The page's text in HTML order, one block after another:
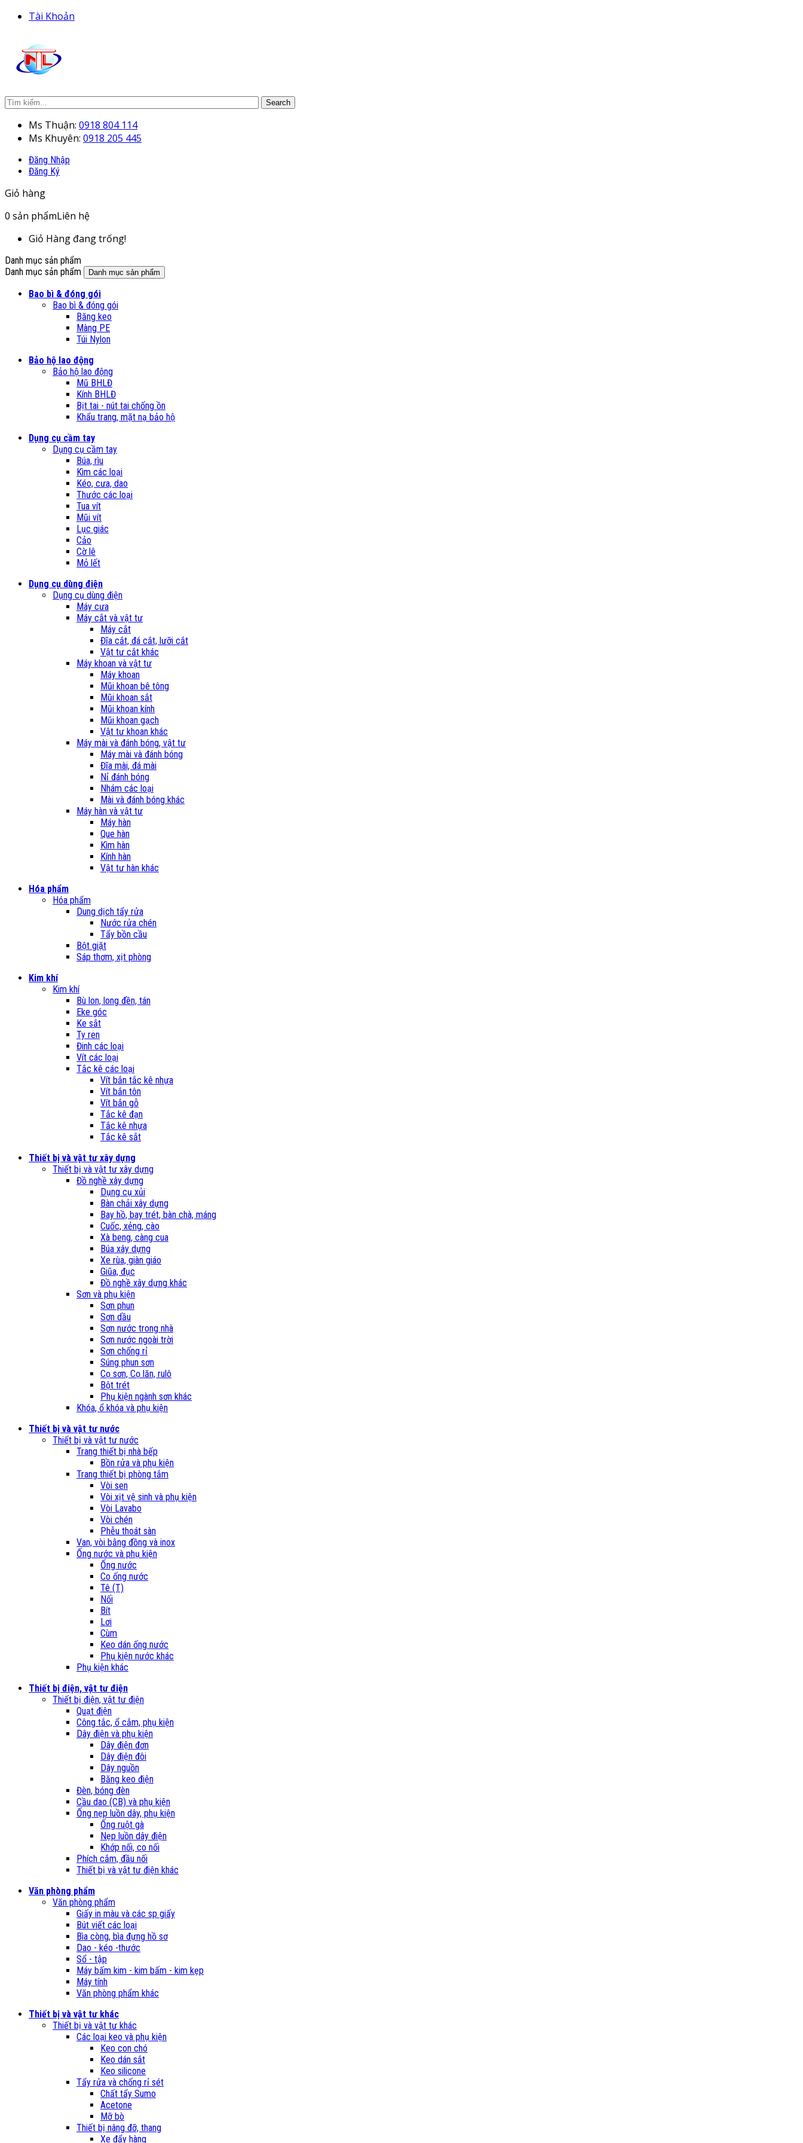
Tài Khoản
Search
Ms Thuận: 0918 804 114
Ms Khuyên: 0918 205 445
Đăng Nhập
Đăng Ký
Giỏ hàng
0 sản phẩmLiên hệ
Giỏ Hàng đang trống!
Danh mục sản phẩm
Danh mục sản phẩm
Danh mục sản phẩm
Bao bì & đóng gói
Bao bì & đóng gói
Băng keo
Màng PE
Túi Nylon
Bảo hộ lao động
Bảo hộ lao động
Mũ BHLĐ
Kính BHLĐ
Bịt tai - nút tai chống ồn
Khẩu trang, mặt nạ bảo hộ
Dụng cụ cầm tay
Dụng cụ cầm tay
Búa, rìu
Kìm các loại
Kéo, cưa, dao
Thước các loại
Tua vít
Mũi vít
Lục giác
Cảo
Cờ lê
Mỏ lết
Dụng cụ dùng điện
Dụng cụ dùng điện
Máy cưa
Máy cắt và vật tư
Máy cắt
Đĩa cắt, đá cắt, lưỡi cắt
Vật tư cắt khác
Máy khoan và vật tư
Máy khoan
Mũi khoan bê tông
Mũi khoan sắt
Mũi khoan kính
Mũi khoan gạch
Vật tư khoan khác
Máy mài và đánh bóng, vật tư
Máy mài và đánh bóng
Đĩa mài, đá mài
Nỉ đánh bóng
Nhám các loại
Mài và đánh bóng khác
Máy hàn và vật tư
Máy hàn
Que hàn
Kìm hàn
Kính hàn
Vật tư hàn khác
Hóa phẩm
Hóa phẩm
Dung dịch tẩy rửa
Nước rửa chén
Tẩy bồn cầu
Bột giặt
Sáp thơm, xịt phòng
Kim khí
Kim khí
Bù lon, long đền, tán
Eke góc
Ke sắt
Ty ren
Đinh các loại
Vít các loại
Tắc kê các loại
Vít bắn tắc kê nhựa
Vít bắn tôn
Vít bắn gỗ
Tắc kê đạn
Tắc kê nhựa
Tắc kê sắt
Thiết bị và vật tư xây dựng
Thiết bị và vật tư xây dựng
Đồ nghề xây dựng
Dụng cụ xủi
Bàn chải xây dựng
Bay hồ, bay trét, bàn chà, máng
Cuốc, xẻng, cào
Xà beng, càng cua
Búa xây dựng
Xe rùa, giàn giáo
Giũa, đục
Đồ nghề xây dựng khác
Sơn và phụ kiện
Sơn phun
Sơn dầu
Sơn nước trong nhà
Sơn nước ngoài trời
Sơn chống rỉ
Súng phun sơn
Cọ sơn, Cọ lăn, rulô
Bột trét
Phụ kiện ngành sơn khác
Khóa, ổ khóa và phụ kiện
Thiết bị và vật tư nước
Thiết bị và vật tư nước
Trang thiết bị nhà bếp
Bồn rửa và phụ kiện
Trang thiết bị phòng tắm
Vòi sen
Vòi xịt vệ sinh và phụ kiện
Vòi Lavabo
Vòi chén
Phễu thoát sàn
Van, vòi bằng đồng và inox
Ống nước và phụ kiện
Ống nước
Co ống nước
Tê (T)
Nối
Bít
Lơi
Cùm
Keo dán ống nước
Phụ kiện nước khác
Phụ kiện khác
Thiết bị điện, vật tư điện
Thiết bị điện, vật tư điện
Quạt điện
Công tắc, ổ cắm, phụ kiện
Dây điện và phụ kiện
Dây điện đơn
Dây điện đôi
Dây nguồn
Băng keo điện
Đèn, bóng đèn
Cầu dao (CB) và phụ kiện
Ống nẹp luồn dây, phụ kiện
Ống ruột gà
Nẹp luồn dây điện
Khớp nối, co nối
Phích cắm, đầu nối
Thiết bị và vật tư điện khác
Văn phòng phẩm
Văn phòng phẩm
Giấy in màu và các sp giấy
Bút viết các loại
Bìa còng, bìa đựng hồ sơ
Dao - kéo -thước
Sổ - tập
Máy bấm kim - kim bấm - kim kẹp
Máy tính
Văn phòng phẩm khác
Thiết bị và vật tư khác
Thiết bị và vật tư khác
Các loại keo và phụ kiện
Keo con chó
Keo dán sắt
Keo silicone
Tẩy rửa và chống rỉ sét
Chất tẩy Sumo
Acetone
Mỡ bò
Thiết bị nâng đỡ, thang
Xe đẩy hàng